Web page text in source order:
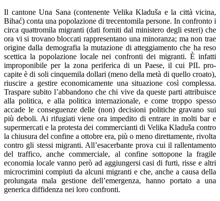
Il cantone Una Sana (contenente Velika Kladuša e la città vicina,
Bihać) conta una popolazione di trecentomila persone. In confronto i
circa quattromila migranti (dati forniti dal ministero degli esteri) che
ora vi si trovano bloccati rappresentano una minoranza; ma non trae
origine dalla demografia la mutazione di atteggiamento che ha reso
scettica la popolazione locale nei confronti dei migranti. È infatti
improponibile per la zona periferica di un Paese, il cui PIL pro-
capite è di soli cinquemila dollari (meno della metà di quello croato),
riuscire a gestire economicamente una situazione così complessa.
Traspare subito l’abbandono che chi vive da queste parti attribuisce
alla politica, e alla politica internazionale, e come troppo spesso
accade le conseguenze delle (non) decisioni politiche gravano sui
più deboli. Ai rifugiati viene ora impedito di entrare in molti bar e
supermercati e la protesta dei commercianti di Velika Kladuša contro
la chiusura del confine a ottobre era, più o meno direttamente, rivolta
contro gli stessi migranti. All’esacerbante prova cui il rallentamento
del traffico, anche commerciale, al confine sottopone la fragile
economia locale vanno però ad aggiungersi casi di furti, risse e altri
microcrimini compiuti da alcuni migranti e che, anche a causa della
prolungata mala gestione dell’emergenza, hanno portato a una
generica diffidenza nei loro confronti.